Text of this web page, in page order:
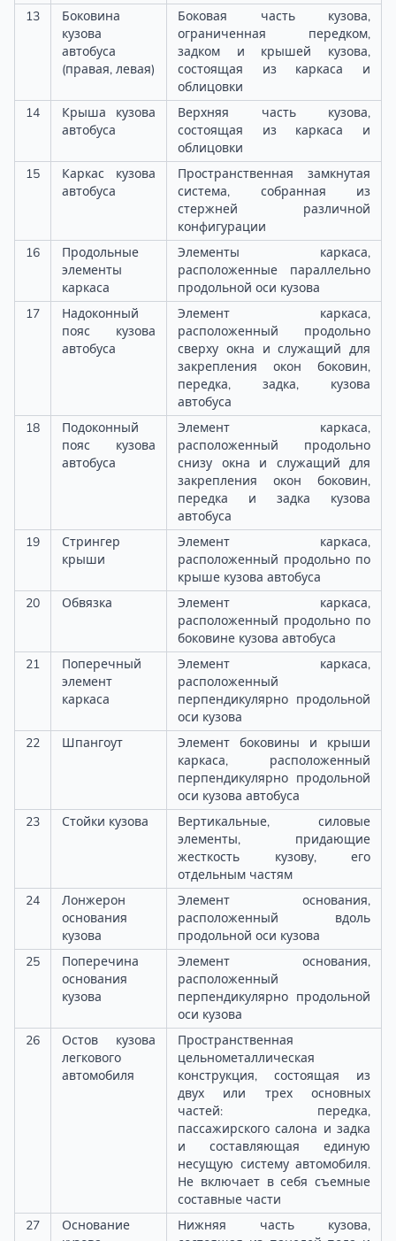
13
Боковина
кузова
автобуса
(правая, левая)
Боковая часть кузова,
ограниченная передком,
задком и крышей кузова,
состоящая из каркаса и
облицовки
14
Крыша кузова
автобуса
Верхняя часть кузова,
состоящая из каркаса и
облицовки
15
Каркас кузова
автобуса
Пространственная замкнутая
система, собранная из
стержней различной
конфигурации
16
Продольные
элементы
каркаса
Элементы каркаса,
расположенные параллельно
продольной оси кузова
17
Надоконный
пояс кузова
автобуса
Элемент каркаса,
расположенный продольно
сверху окна и служащий для
закрепления окон боковин,
передка, задка, кузова
автобуса
18
Подоконный
пояс кузова
автобуса
Элемент каркаса,
расположенный продольно
снизу окна и служащий для
закрепления окон боковин,
передка и задка кузова
автобуса
19
Стрингер
крыши
Элемент каркаса,
расположенный продольно по
крыше кузова автобуса
20
Обвязка
Элемент каркаса,
расположенный продольно по
боковине кузова автобуса
21
Поперечный
элемент
каркаса
Элемент каркаса,
расположенный
перпендикулярно продольной
оси кузова
22
Шпангоут
Элемент боковины и крыши
каркаса, расположенный
перпендикулярно продольной
оси кузова автобуса
23
Стойки кузова
Вертикальные, силовые
элементы, придающие
жесткость кузову, его
отдельным частям
24
Лонжерон
основания
кузова
Элемент основания,
расположенный вдоль
продольной оси кузова
25
Поперечина
основания
кузова
Элемент основания,
расположенный
перпендикулярно продольной
оси кузова
26
Остов кузова
легкового
автомобиля
Пространственная
цельнометаллическая
конструкция, состоящая из
двух или трех основных
частей: передка,
пассажирского салона и задка
и составляющая единую
несущую систему автомобиля.
Не включает в себя съемные
составные части
27
Основание
Нижняя часть кузова,